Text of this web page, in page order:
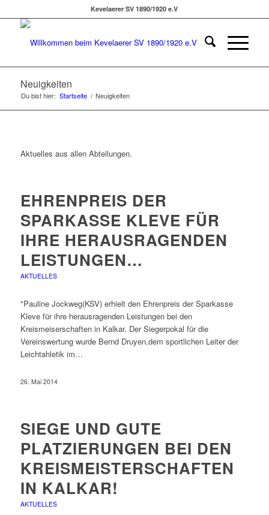
Kevelaerer SV 1890/1920 e.V
Neuigkeiten
Du bist hier: Startseite / Neuigkeiten
Aktuelles aus allen Abteilungen.
EHRENPREIS DER
SPARKASSE KLEVE FÜR
IHRE HERAUSRAGENDEN
LEISTUNGEN…
AKTUELLES
"Pauline Jockweg(KSV) erhielt den Ehrenpreis der Sparkasse
Kleve für ihre herausragenden Leistungen bei den
Kreismeiserschaften in Kalkar. Der Siegerpokal für die
Vereinswertung wurde Bernd Druyen,dem sportlichen Leiter der
Leichtahletik im…
26. Mai 2014
SIEGE UND GUTE
PLATZIERUNGEN BEI DEN
KREISMEISTERSCHAFTEN
IN KALKAR!
AKTUELLES